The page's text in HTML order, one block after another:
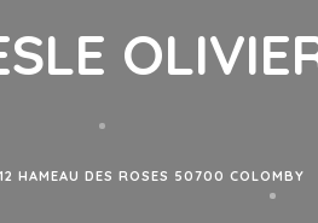
12 HAMEAU DES ROSES 50700 COLOMBY